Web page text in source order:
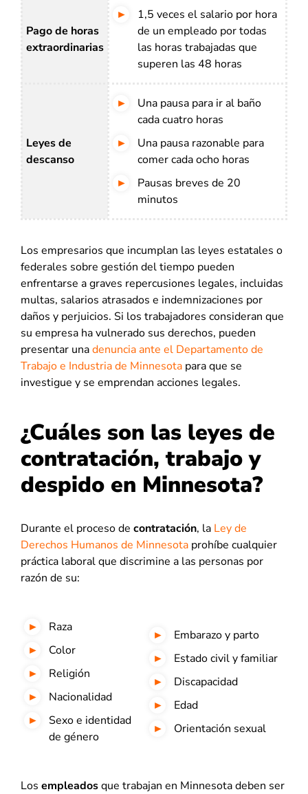
Pago de horas
extraordinarias
1,5 veces el salario por hora
de un empleado por todas
las horas trabajadas que
superen las 48 horas
Leyes de
descanso
Una pausa para ir al baño
cada cuatro horas
Una pausa razonable para
comer cada ocho horas
Pausas breves de 20
minutos
Los empresarios que incumplan las leyes estatales o
federales sobre gestión del tiempo pueden
enfrentarse a graves repercusiones legales, incluidas
multas, salarios atrasados e indemnizaciones por
daños y perjuicios. Si los trabajadores consideran que
su empresa ha vulnerado sus derechos, pueden
presentar unadenuncia ante el Departamento de
Trabajo e Industria de Minnesota para que se
investigue y se emprendan acciones legales.
¿Cuáles son las leyes de
contratación, trabajo y
despido en Minnesota?
Durante el proceso de contratación, la Ley de
Derechos Humanos de Minnesota prohíbe cualquier
práctica laboral que discrimine a las personas por
razón de su:
Raza
Color
Religión
Nacionalidad
Sexo e identidad
de género
Embarazo y parto
Estado civil y familiar
Discapacidad
Edad
Orientación sexual
Los empleadosque trabajan en Minnesota deben ser